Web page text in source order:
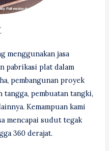
menggunakan jasa
pabrikasi plat dalam
pembangunan proyek
pembuatan tangki,
Kemampuan kami
mencapai sudut tegak
360 derajat.